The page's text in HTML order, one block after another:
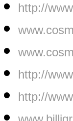
http://
http://
http://